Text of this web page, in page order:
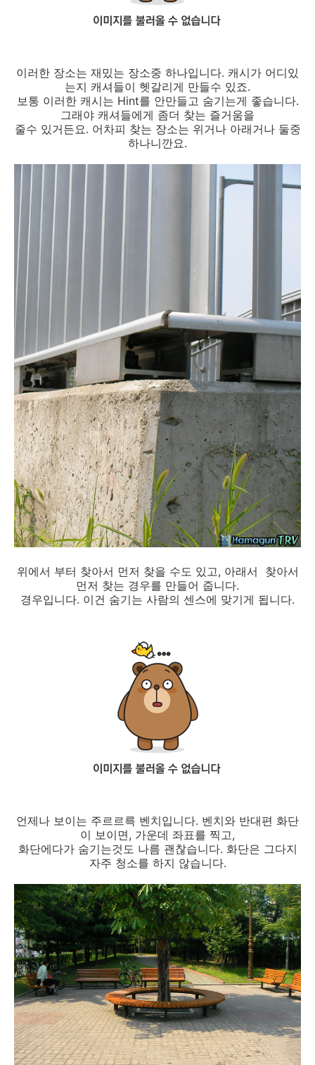
이러한 장소는 재밌는 장소중 하나입니다. 캐시가 어디있
는지 캐셔들이 헷갈리게 만들수 있죠.
보통 이러한 캐시는 Hint를 안만들고 숨기는게 좋습니다.
그래야 캐셔들에게 좀더 찾는 즐거움을
줄수 있거든요. 어차피 찾는 장소는 위거나 아래거나 둘중
하나니깐요.
위에서 부터 찾아서 먼저 찾을 수도 있고, 아래서 찾아서
먼저 찾는 경우를 만들어 줍니다.
경우입니다. 이건 숨기는 사람의 센스에 맞기게 됩니다.
언제나 보이는 주르르륵 벤치입니다. 벤치와 반대편 화단
이 보이면, 가운데 좌표를 찍고,
화단에다가 숨기는것도 나름 괜찮습니다. 화단은 그다지
자주 청소를 하지 않습니다.